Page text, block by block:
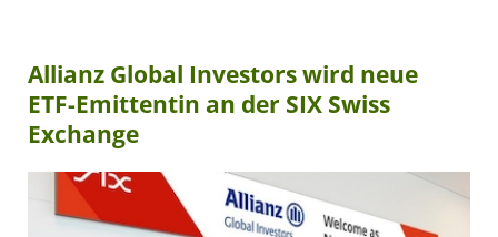
Allianz Global Investors wird neue
ETF-Emittentin an der SIX Swiss
Exchange